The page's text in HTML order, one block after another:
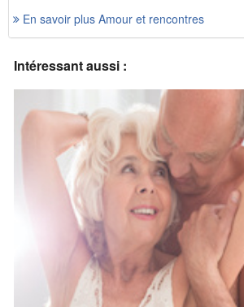
En savoir plus Amour et rencontres
Intéressant aussi :